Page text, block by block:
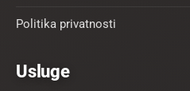
Politika privatnosti
Usluge